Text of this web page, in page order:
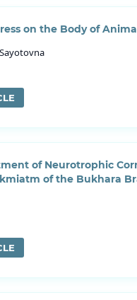
on the Body of
of Neurotrophic
of the Bukhara